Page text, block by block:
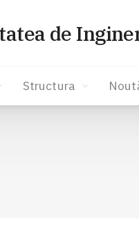
de
Structura